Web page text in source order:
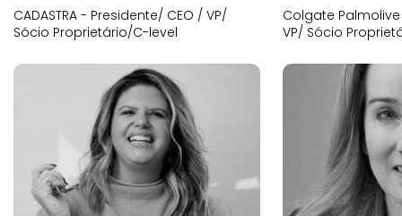
CADASTRA - Presidente/ CEO / VP/
Sócio Proprietário/C-level
Colgate
VP/ Sócio